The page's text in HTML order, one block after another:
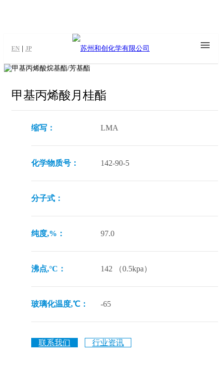
EN JP
甲基丙烯酸月桂酯
缩写： LMA
化学物质号： 142-90-5
分子式：
纯度,%： 97.0
沸点,°C： 142 （0.5kpa）
玻璃化温度,℃： -65
联系我们 行业资讯